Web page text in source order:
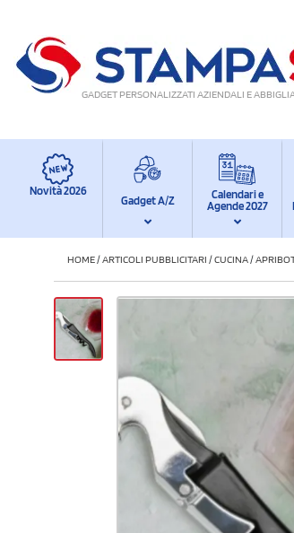
GADGET PERSONALIZZATI AZIENDALI E
Novità 2026
Gadget A/Z
Calendari e
Agende 2027
HOME/ARTICOLI PUBBLICITARI /CUCINA/